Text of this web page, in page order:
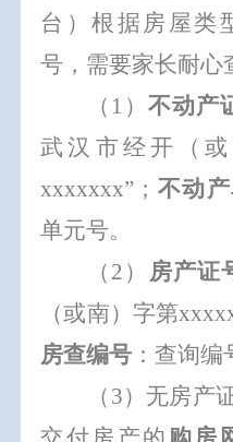
台）根据房屋类
号，需要家长耐心
（ 1 ）不动产
武汉市经开（
xxxxxxx” ； 不动
单元号。
（ 2 ） 房产证
（或南）字第
房查编号 ：查询编
（ 3） 无房产